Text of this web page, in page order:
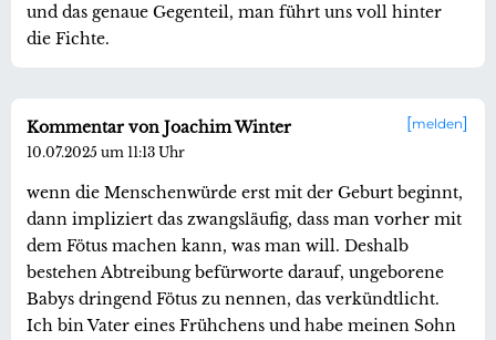
und das genaue Gegenteil, man führt uns voll hinter
die Fichte.
melden
Kommentar von Joachim Winter
10.07.2025 um 11:13 Uhr
wenn die Menschenwürde erst mit der Geburt beginnt,
dann impliziert das zwangsläufig, dass man vorher mit
dem Fötus machen kann, was man will. Deshalb
bestehen Abtreibung befürworte darauf, ungeborene
Babys dringend Fötus zu nennen, das verkündtlicht.
Ich bin Vater eines Frühchens und habe meinen Sohn